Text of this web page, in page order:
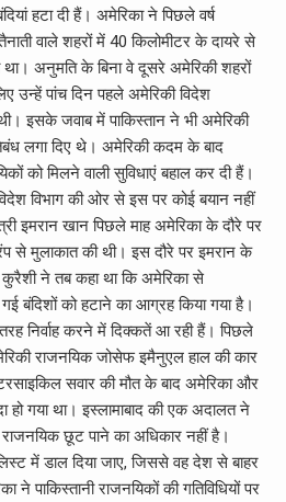
हटा दी हैं। अमेरिका ने पिछले वर्ष
वाले शहरों में 40 किलोमीटर के दायरे से
था। अनुमति के बिना वे दूसरे अमेरिकी शहरों
उन्हें पांच दिन पहले अमेरिकी विदेश
इसके जवाब में पाकिस्तान ने भी अमेरिकी
लगा दिए थे। अमेरिकी कदम के बाद
को मिलने वाली सुविधाएं बहाल कर दी हैं।
विभाग की ओर से इस पर कोई बयान नहीं
इमरान खान पिछले माह अमेरिका के दौरे पर
से मुलाकात की थी। इस दौरे पर इमरान के
ने तब कहा था कि अमेरिका से
गई बंदिशों को हटाने का आग्रह किया गया है।
निर्वाह करने में दिक्कतें आ रही हैं। पिछले
राजनयिक जोसेफ इमैनुएल हाल की कार
सवार की मौत के बाद अमेरिका और
हो गया था। इस्लामाबाद की एक अदालत ने
छूट पाने का अधिकार नहीं है।
में डाल दिया जाए, जिससे वह देश से बाहर
पाकिस्तानी राजनयिकों की गतिविधियों पर